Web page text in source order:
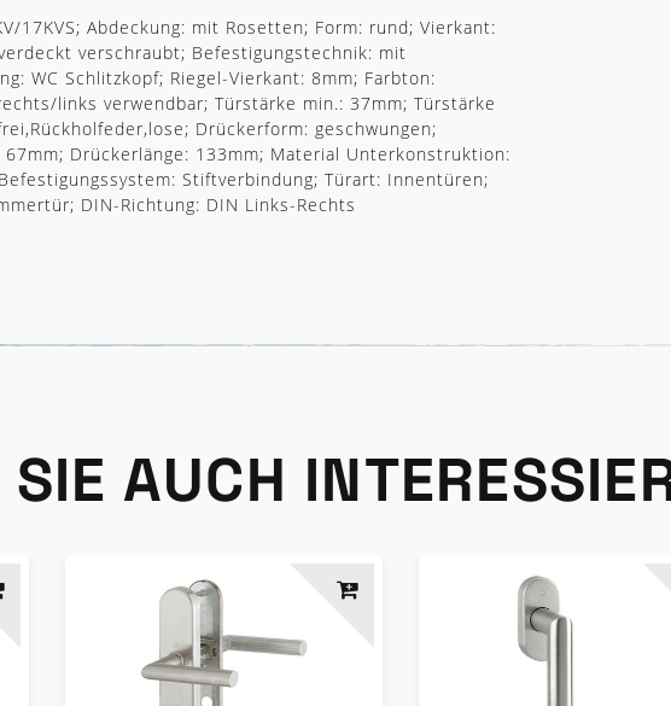
17KVS; Abdeckung: mit Rosetten; Form: rund; Vierkant:
verschraubt; Befestigungstechnik: mit
WC Schlitzkopf; Riegel-Vierkant: 8mm; Farbton:
links verwendbar; Türstärke min.: 37mm; Türstärke
Drückerform: geschwungen;
Drückerlänge: 133mm; Material Unterkonstruktion:
Stiftverbindung; Türart: Innentüren;
DIN-Richtung: DIN Links-Rechts
AUCH